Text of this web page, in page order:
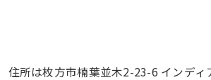
住所は枚方市楠葉並木2-23-6 インディ